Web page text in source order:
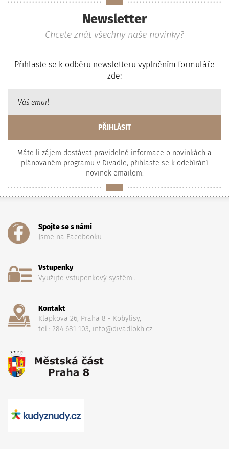
Newsletter
Chcete znát všechny naše novinky?
Přihlaste se k odběru newsletteru vyplněním formuláře
zde:
Máte li zájem dostávat pravidelné informace o novinkách a
plánovaném programu v Divadle, přihlaste se k odebírání
novinek emailem.
Spojte se s námi
Jsme na Facebooku
Vstupenky
Využijte vstupenkový systém...
Kontakt
Klapkova 26, Praha 8 - Kobylisy,
tel.: 284 681 103, info@divadlokh.cz